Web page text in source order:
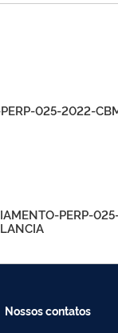
025-2022-
PERP-
Nossos contatos